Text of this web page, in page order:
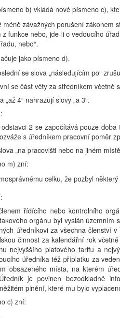
b) vkládá nové písmeno c),
méně závažných porušení zákonem
funkce nebo, jde-li o vedoucího
nebo“.
jako písmeno d).
se slova „následujícím po“
se část věty za středníkem včetně
4“ nahrazují slovy „a 3“.
2 se započítává pouze
s úředníkem pracovní poměr
„na pracovišti nebo na jiném
m) zní:
celku, že pozbyl
řídícího nebo kontrolního
orgánu byl vyslán územním
úředníkovi za všechna členství
činnost za kalendářní rok
nejvyššího platového tarifu a
úředníka též příplatku za
obsazeného místa, na kterém
je povinen bezodkladně
plnění, které mu bylo
c) zní: